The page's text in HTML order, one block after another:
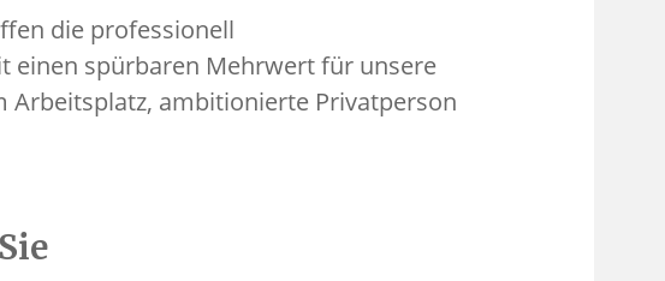
die professionell
einen spürbaren Mehrwert für unsere
Arbeitsplatz, ambitionierte Privatperson